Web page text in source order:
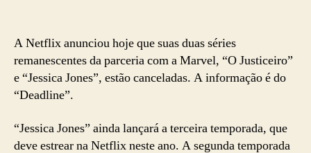
A Netflix anunciou hoje que suas duas séries
remanescentes da parceria com a Marvel, “O Justiceiro”
e “Jessica Jones”, estão canceladas. A informação é do
“Deadline”.
“Jessica Jones” ainda lançará a terceira temporada, que
deve estrear na Netflix neste ano. A segunda temporada